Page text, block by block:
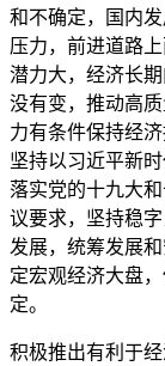
和不确定，国内
压力，前进道路
潜力大，经济长
没有变，推动高
力有条件保持经
坚持以习近平新
落实党的十九大
议要求，坚持稳
发展，统筹发展
定宏观经济大盘
定。
积极推出有利于